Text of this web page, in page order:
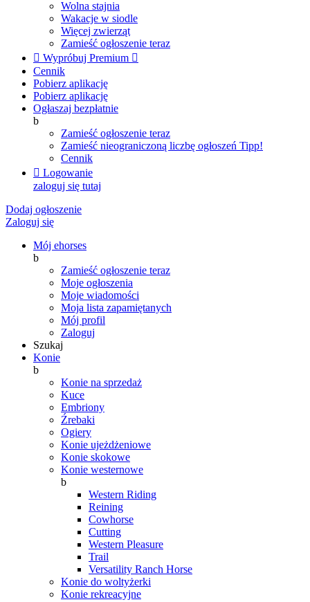
Wolna stajnia
Wakacje w siodle
Więcej zwierząt
Zamieść ogłoszenie teraz
 Wypróbuj Premium 
Cennik
Pobierz aplikację
Pobierz aplikację
Ogłaszaj bezpłatnie
b
Zamieść ogłoszenie teraz
Zamieść nieograniczoną liczbę ogłoszeń Tipp!
Cennik
 Logowanie
zaloguj się tutaj
Dodaj ogłoszenie
Zaloguj się
Mój ehorses
b
Zamieść ogłoszenie teraz
Moje ogłoszenia
Moje wiadomości
Moja lista zapamiętanych
Mój profil
Zaloguj
Szukaj
Konie
b
Konie na sprzedaż
Kuce
Embriony
Źrebaki
Ogiery
Konie ujeżdżeniowe
Konie skokowe
Konie westernowe
b
Western Riding
Reining
Cowhorse
Cutting
Western Pleasure
Trail
Versatility Ranch Horse
Konie do woltyżerki
Konie rekreacyjne